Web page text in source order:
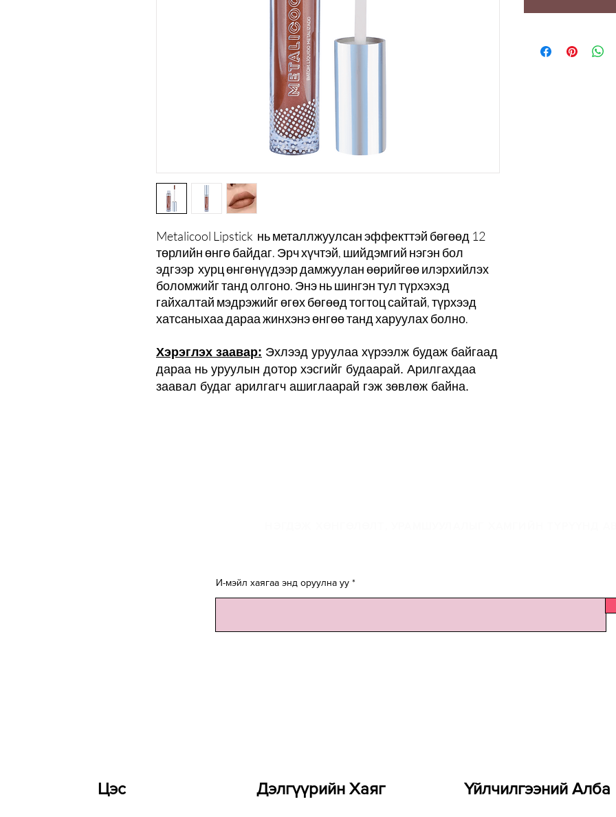
Metalicool Lipstick нь металлжуулсан эффекттэй бөгөөд 12
төрлийн өнгө байдаг. Эрч хүчтэй, шийдэмгий нэгэн бол
эдгээр хурц өнгөнүүдээр дамжуулан өөрийгөө илэрхийлэх
боломжийг танд олгоно. Энэ нь шингэн тул түрхэхэд
гайхалтай мэдрэжийг өгөх бөгөөд тогтоц сайтай, түрхээд
хатсаныхаа дараа жинхэнэ өнгөө танд харуулах болно.
Хэрэглэх заавар: Эхлээд уруулаа хүрээлж будаж байгаад
дараа нь уруулын дотор хэсгийг будаарай. Арилгахдаа
заавал будаг арилгагч ашиглаарай гэж зөвлөж байна.
И-мэйл хаягаа энд оруулна уу
Цэс Дэлгүүрийн Хаяг Үйлчилгээний Алба